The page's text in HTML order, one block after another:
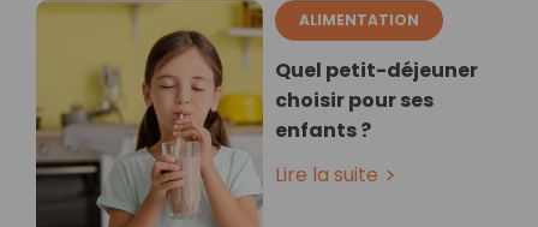
ALIMENTATION
Quel petit-déjeuner
choisir pour ses
enfants ?
Lire la suite